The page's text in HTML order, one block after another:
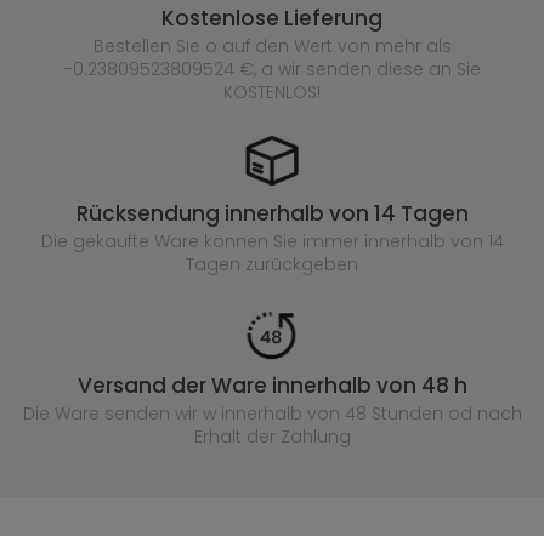
Kostenlose Lieferung
Bestellen Sie o auf den Wert von mehr als
-0.23809523809524 €, a wir senden diese an Sie
KOSTENLOS!
Rücksendung innerhalb von 14 Tagen
Die gekaufte Ware können Sie immer innerhalb von 14
Tagen zurückgeben
Versand der Ware innerhalb von 48 h
Die Ware senden wir w innerhalb von 48 Stunden od nach
Erhalt der Zahlung